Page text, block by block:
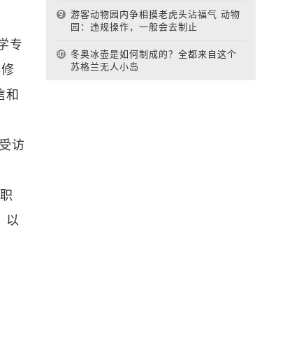
专
和
访
以
游客动物园内争相摸老虎头沾福气 动物
园：违规操作，一般会去制止
冬奥冰壶是如何制成的？全都来自这个
苏格兰无人小岛